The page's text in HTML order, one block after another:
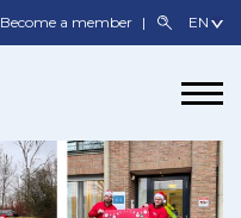
Become a member